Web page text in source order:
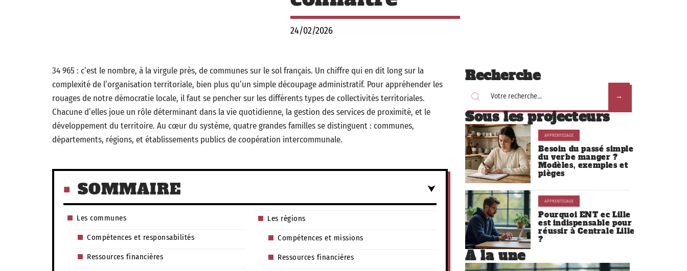
24/02/2026
34 965 : c’est le nombre, à la virgule près, de communes sur le sol français. Un chiffre qui en dit long sur la
complexité de l’organisation territoriale, bien plus qu’un simple découpage administratif. Pour appréhender les
rouages de notre démocratie locale, il faut se pencher sur les différents types de collectivités territoriales.
Chacune d’elles joue un rôle déterminant dans la vie quotidienne, la gestion des services de proximité, et le
développement du territoire. Au cœur du système, quatre grandes familles se distinguent : communes,
départements, régions, et établissements publics de coopération intercommunale.
SOMMAIRE
Les communes
Compétences et responsabilités
Ressources financières
Les régions
Compétences et missions
Ressources financières
Recherche
Sous les projecteurs
APPRENTISSAGE
Besoin du passé simple
du verbe manger ?
Modèles, exemples et
pièges
APPRENTISSAGE
Pourquoi ENT ec Lille
est indispensable pour
réussir à Centrale Lille
?
À la une